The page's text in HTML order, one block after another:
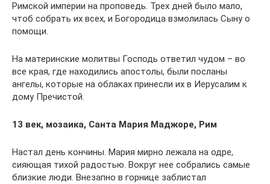
Римской империи на проповедь. Трех дней было мало,
чтоб собрать их всех, и Богородица взмолилась Сыну о
помощи.
На материнские молитвы Господь ответил чудом – во
все края, где находились апостолы, были посланы
ангелы, которые на облаках принесли их в Иерусалим к
дому Пречистой.
13 век, мозаика, Санта Мария Маджоре, Рим
Настал день кончины. Мария мирно лежала на одре,
сияющая тихой радостью. Вокруг нее собрались самые
близкие люди. Внезапно в горнице заблистал